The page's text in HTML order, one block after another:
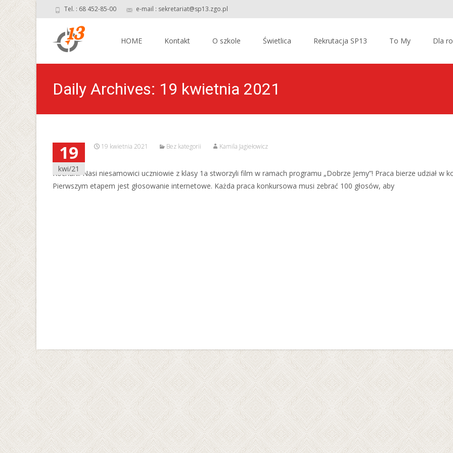
Tel. : 68 452-85-00 e-mail : sekretariat@sp13.zgo.pl
HOME Kontakt O szkole Świetlica Rekrutacja SP13 To My Dla
Daily Archives: 19 kwietnia 2021
19
kwi/21
19 kwietnia 2021 Bez kategorii Kamila Jagiełowicz
Kochani! Nasi niesamowici uczniowie z klasy 1a stworzyli film w ramach programu „Dobrze Jemy”! Praca bierze udział w
Pierwszym etapem jest głosowanie internetowe. Każda praca konkursowa musi zebrać 100 głosów, aby